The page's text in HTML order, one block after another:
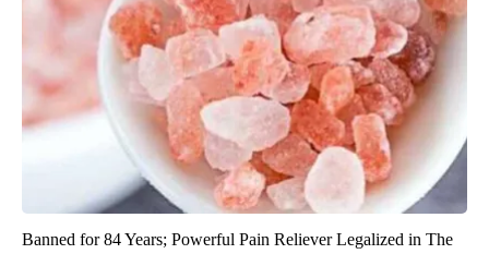
Banned for 84 Years; Powerful Pain Reliever Legalized in The